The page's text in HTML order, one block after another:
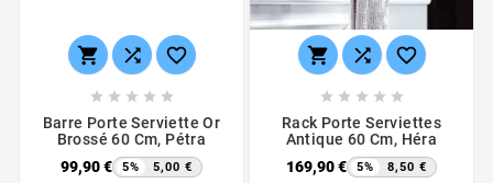
  
    
Barre Porte Serviette Or
Brossé 60 Cm, Pétra
99,90 €
5% 5,00 €
  
    
Rack Porte Serviettes
Antique 60 Cm, Héra
169,90 €
5% 8,50 €